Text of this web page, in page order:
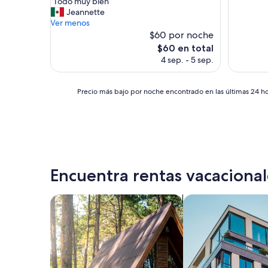
10,
Magnífico,
(20
o
u
Jeannette
Ver menos
$60 por noche
El
precio
de
$60 en total
4 sep. - 5 sep.
las
últimas
horas,
con
base
en
una
estancia
de
Precio más bajo por noche encontrado en las últimas 24
Encuentra rentas
Buscar cabañas Buscar